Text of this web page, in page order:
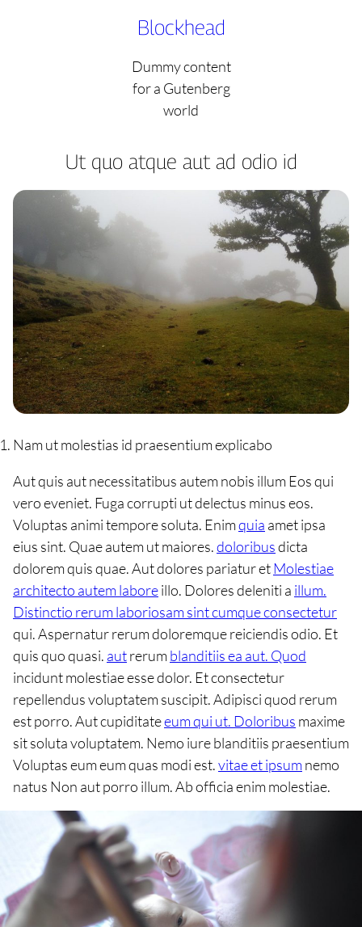
Blockhead
Dummy content
for a Gutenberg
world
Ut quo atque aut ad odio id
Nam ut molestias id praesentium explicabo
Aut quis aut necessitatibus autem nobis illum Eos qui
vero eveniet. Fuga corrupti ut delectus minus eos.
Voluptas animi tempore soluta. Enimquia amet ipsa
eius sint. Quae autem ut maiores.doloribusdicta
dolorem quis quae. Aut dolores pariatur etMolestiae
architecto autem laboreillo. Dolores deleniti a illum.
Distinctio rerum laboriosam sint cumque consectetur
qui. Aspernatur rerum doloremque reiciendis odio. Et
quis quo quasi. autrerumblanditiis ea aut. Quod
incidunt molestiae esse dolor. Et consectetur
repellendus voluptatem suscipit. Adipisci quod rerum
est porro. Aut cupiditateeum qui ut. Doloribus maxime
sit soluta voluptatem. Nemo iure blanditiis praesentium
Voluptas eum eum quas modi est.vitae et ipsumnemo
natus Non aut porro illum. Ab officia enim molestiae.